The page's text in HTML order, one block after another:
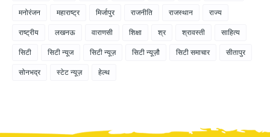
मनोरंजन महाराष्ट्र मिर्जापुर राजनीति राजस्थान राज्य
राष्ट्रीय लखनऊ वाराणसी शिक्षा श्र श्रावस्ती साहित्य
सिटी सिटी न्यूज सिटी न्यूज़ सिटी न्यूज़ौ सिटी समाचार सीतापुर
सोनभद्र स्टेट न्यूज़ हेल्थ